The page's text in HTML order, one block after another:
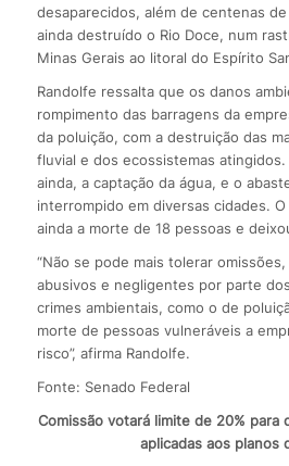
desaparecidos, além de centenas
ainda destruído o Rio Doce, num
Minas Gerais ao litoral do Espírito
Randolfe ressalta que os danos
rompimento das barragens da
da poluição, com a destruição das
fluvial e dos ecossistemas
ainda, a captação da água, e o
interrompido em diversas cidades.
ainda a morte de 18 pessoas e
“Não se pode mais tolerar
abusivos e negligentes por parte
crimes ambientais, como o de
morte de pessoas vulneráveis a
risco”, afirma Randolfe.
Fonte: Senado Federal
Comissão votará limite de 20%
aplicadas aos planos